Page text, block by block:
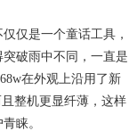
仅是一个童话工具，
破雨中不同，一直是
在外观上沿用了新
整机更显纤薄，这样
睐。